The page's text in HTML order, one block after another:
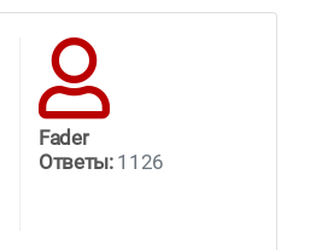
Fader
Ответы:1126